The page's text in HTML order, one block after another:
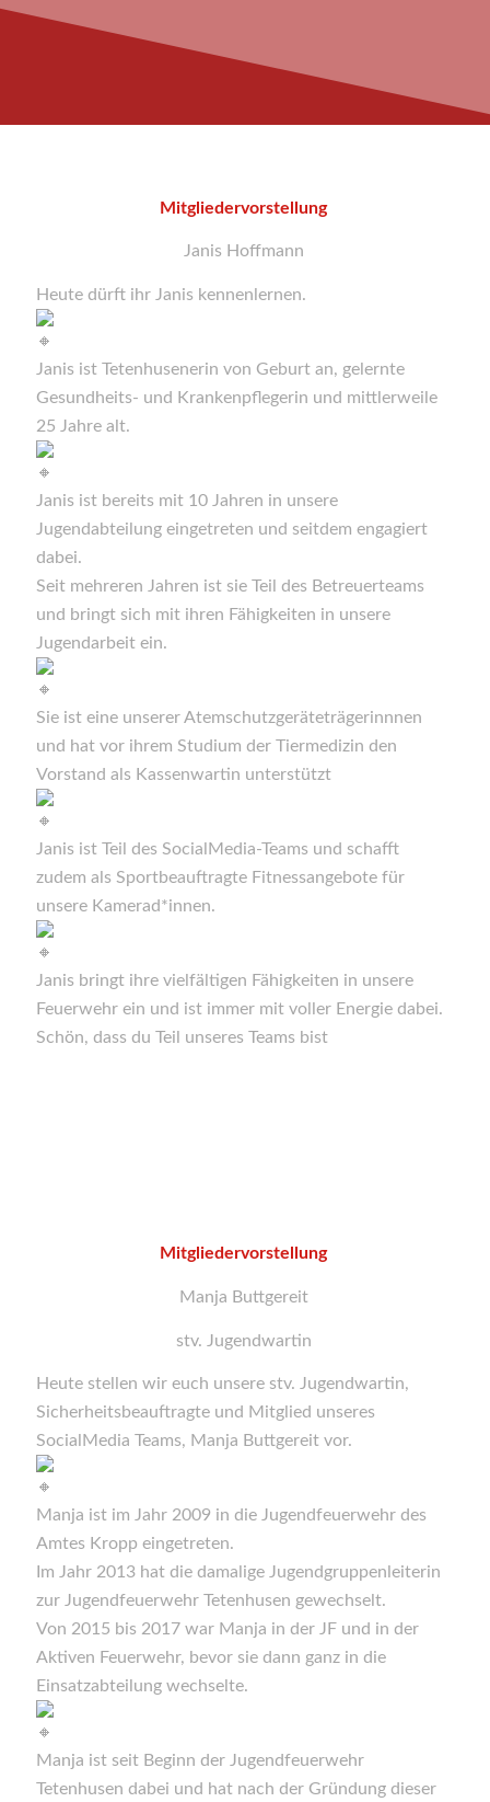
Mitgliedervorstellung
Janis Hoffmann
Heute dürft ihr Janis kennenlernen.
Janis ist Tetenhusenerin von Geburt an, gelernte
Gesundheits- und Krankenpflegerin und mittlerweile
25 Jahre alt.
Janis ist bereits mit 10 Jahren in unsere
Jugendabteilung eingetreten und seitdem engagiert
dabei.
Seit mehreren Jahren ist sie Teil des Betreuerteams
und bringt sich mit ihren Fähigkeiten in unsere
Jugendarbeit ein.
Sie ist eine unserer Atemschutzgeräteträgerinnnen
und hat vor ihrem Studium der Tiermedizin den
Vorstand als Kassenwartin unterstützt
Janis ist Teil des SocialMedia-Teams und schafft
zudem als Sportbeauftragte Fitnessangebote für
unsere Kamerad*innen.
Janis bringt ihre vielfältigen Fähigkeiten in unsere
Feuerwehr ein und ist immer mit voller Energie dabei.
Schön, dass du Teil unseres Teams bist
Mitgliedervorstellung
Manja Buttgereit
stv. Jugendwartin
Heute stellen wir euch unsere stv. Jugendwartin,
Sicherheitsbeauftragte und Mitglied unseres
SocialMedia Teams, Manja Buttgereit vor.
Manja ist im Jahr 2009 in die Jugendfeuerwehr des
Amtes Kropp eingetreten.
Im Jahr 2013 hat die damalige Jugendgruppenleiterin
zur Jugendfeuerwehr Tetenhusen gewechselt.
Von 2015 bis 2017 war Manja in der JF und in der
Aktiven Feuerwehr, bevor sie dann ganz in die
Einsatzabteilung wechselte.
Manja ist seit Beginn der Jugendfeuerwehr
Tetenhusen dabei und hat nach der Gründung dieser